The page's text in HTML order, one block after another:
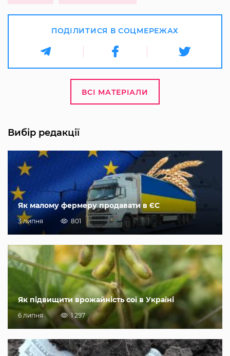
ПОДІЛИТИСЯ В СОЦМЕРЕЖАХ
ВСІ МАТЕРІАЛИ
Вибір редакції
Як малому фермеру продавати в ЄС
3 липня 801
Як підвищити врожайність сої в Україні
6 липня 1 297